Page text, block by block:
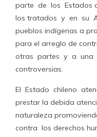
parte de los Estados
los tratados y en su
pueblos indígenas a
para el arreglo de
otras partes y a una
controversias.
El Estado chileno
prestar la debida
naturaleza
contra los derechos